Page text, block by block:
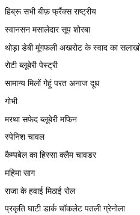
हिब्रू सभी बीफ़ फ्रैंक्स राष्ट्रीय
स्वानसन मसालेदार सूप शोरबा
थोड़ा डेबी मूंगफली अखरोट के स्वाद का
रोटी ब्लूबेरी पेस्ट्री
सामान्य मिलों गेहूं परत अनाज दूध
गोभी
मरथा सफेद ब्लूबेरी मफिन
स्पेनिश चावल
कैम्पबेल का हिस्सा क्लैम चावडर
महिमा साग
राजा के हवाई मिठाई रोल
प्रकृति घाटी डार्क चॉकलेट पतली ग्रेनोला